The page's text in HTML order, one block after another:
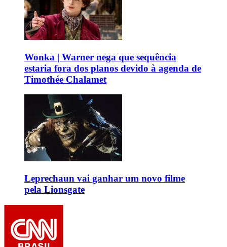
Wonka | Warner nega que sequência
estaria fora dos planos devido à agenda de
Timothée Chalamet
Leprechaun vai ganhar um novo filme
pela Lionsgate